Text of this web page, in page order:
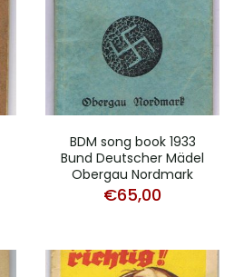
BDM song book 1933
Bund Deutscher Mädel
Obergau Nordmark
€65,00